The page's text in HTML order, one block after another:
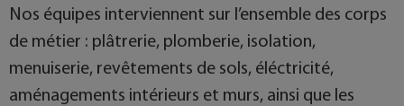
Nos équipes interviennent sur l’ensemble des corps
de métier : plâtrerie, plomberie, isolation,
menuiserie, revêtements de sols, éléctricité,
aménagements intérieurs et murs, ainsi que les